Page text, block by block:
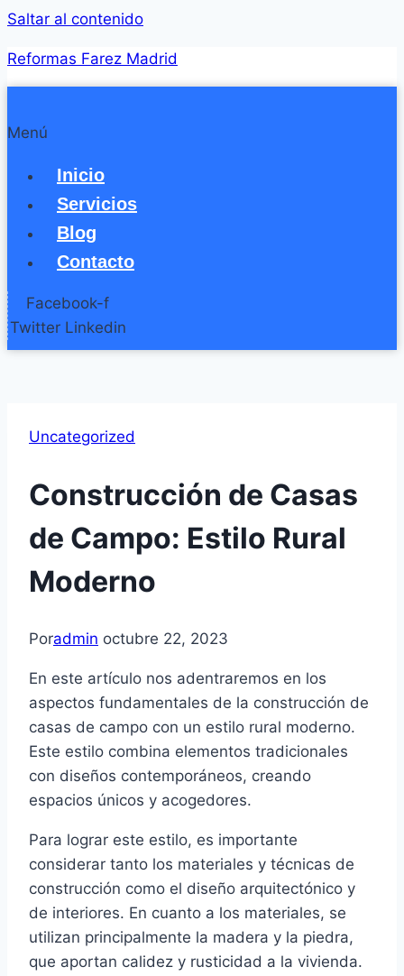
Saltar al contenido
Reformas Farez Madrid
Menú
Inicio
Servicios
Blog
Contacto
Facebook-f
Twitter Linkedin
Uncategorized
Construcción de Casas
de Campo: Estilo Rural
Moderno
Poradmin octubre 22, 2023
En este artículo nos adentraremos en los
aspectos fundamentales de la construcción de
casas de campo con un estilo rural moderno.
Este estilo combina elementos tradicionales
con diseños contemporáneos, creando
espacios únicos y acogedores.
Para lograr este estilo, es importante
considerar tanto los materiales y técnicas de
construcción como el diseño arquitectónico y
de interiores. En cuanto a los materiales, se
utilizan principalmente la madera y la piedra,
que aportan calidez y rusticidad a la vivienda.